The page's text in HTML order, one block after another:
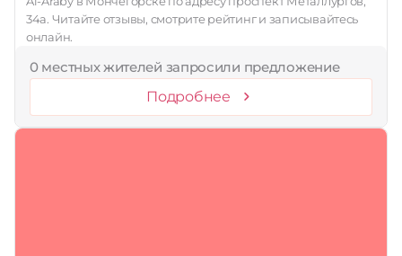
34а. Читайте отзывы, смотрите рейтинг и записывайтесь
онлайн.
0 местных жителей запросили предложение
Подробнее